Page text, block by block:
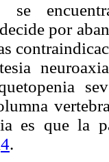
se
por
es que la
4.